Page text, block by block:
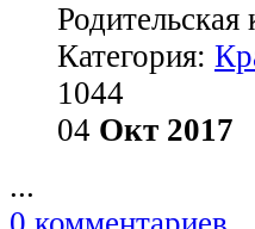
Категория:
1044
04 Окт 2017
...